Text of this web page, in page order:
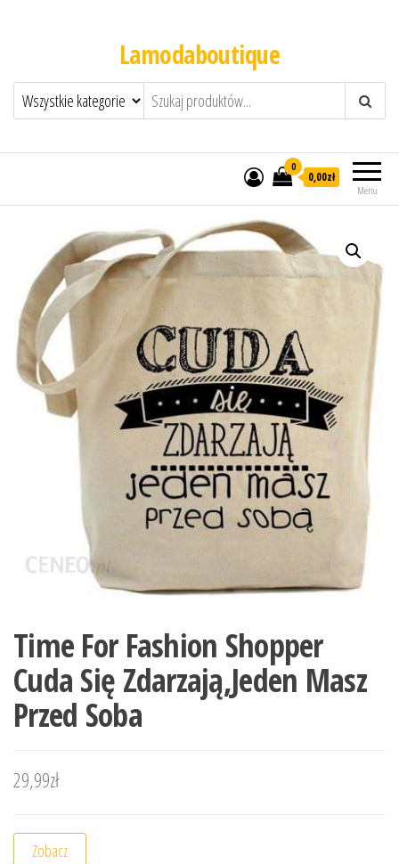
Lamodaboutique
Menu
0
0,00zł
Time For Fashion Shopper
Cuda Się Zdarzają,Jeden Masz
Przed Soba
29,99zł
Zobacz